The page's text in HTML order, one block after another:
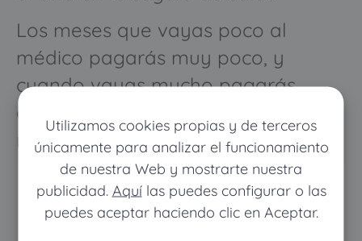
Utilizamos cookies propias y de terceros
únicamente para analizar el funcionamiento
de nuestra Web y mostrarte nuestra
publicidad. Aquílas puedes configurar o las
puedes aceptar haciendo clic en Aceptar.
Los meses que vayas poco al
médico pagarás muy poco, y
cuando vayas mucho pagarás
como con un seguro médico
normal